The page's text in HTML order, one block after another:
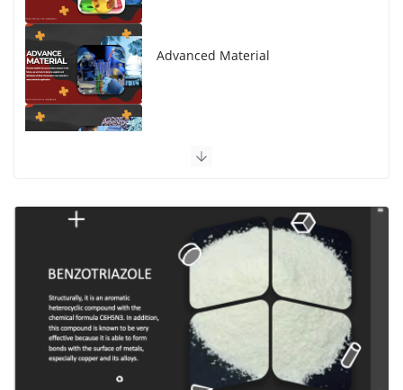
Advanced Material